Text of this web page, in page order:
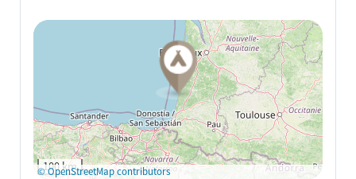
Auf Google Maps
anzeigen
100 km
© OpenStreetMap contributors